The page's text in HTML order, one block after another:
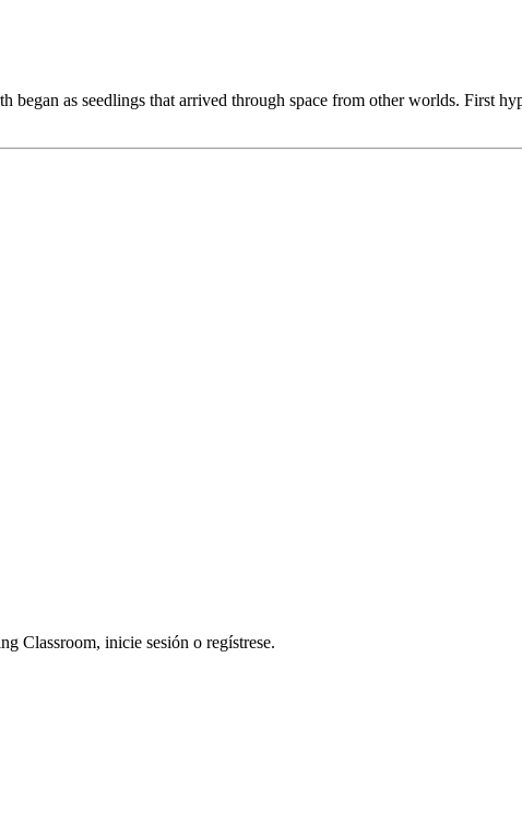
began as seedlings that arrived through space from other worlds. First
Classroom, inicie sesión o regístrese.